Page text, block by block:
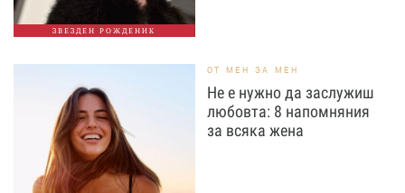
ЗВЕЗДЕН РОЖДЕНИК
ОТ МЕН ЗА МЕН
Не е нужно да заслужиш
любовта: 8 напомняния
за всяка жена